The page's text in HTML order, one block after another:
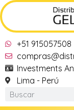
+51 915057508
Investments
Lima - Perú